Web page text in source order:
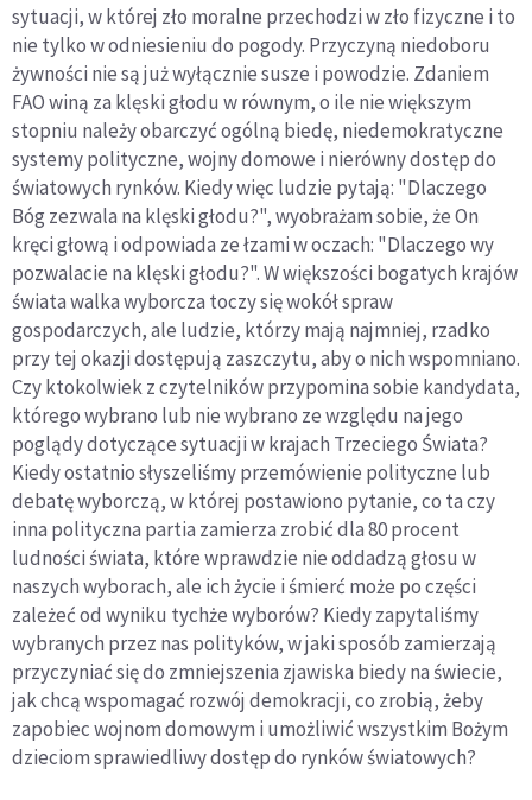
sytuacji, w której zło moralne przechodzi w zło fizyczne i to
nie tylko w odniesieniu do pogody. Przyczyną niedoboru
żywności nie są już wyłącznie susze i powodzie. Zdaniem
FAO winą za klęski głodu w równym, o ile nie większym
stopniu należy obarczyć ogólną biedę, niedemokratyczne
systemy polityczne, wojny domowe i nierówny dostęp do
światowych rynków. Kiedy więc ludzie pytają: "Dlaczego
Bóg zezwala na klęski głodu?", wyobrażam sobie, że On
kręci głową i odpowiada ze łzami w oczach: "Dlaczego wy
pozwalacie na klęski głodu?". W większości bogatych krajów
świata walka wyborcza toczy się wokół spraw
gospodarczych, ale ludzie, którzy mają najmniej, rzadko
przy tej okazji dostępują zaszczytu, aby o nich wspomniano.
Czy ktokolwiek z czytelników przypomina sobie kandydata,
którego wybrano lub nie wybrano ze względu na jego
poglądy dotyczące sytuacji w krajach Trzeciego Świata?
Kiedy ostatnio słyszeliśmy przemówienie polityczne lub
debatę wyborczą, w której postawiono pytanie, co ta czy
inna polityczna partia zamierza zrobić dla 80 procent
ludności świata, które wprawdzie nie oddadzą głosu w
naszych wyborach, ale ich życie i śmierć może po części
zależeć od wyniku tychże wyborów? Kiedy zapytaliśmy
wybranych przez nas polityków, w jaki sposób zamierzają
przyczyniać się do zmniejszenia zjawiska biedy na świecie,
jak chcą wspomagać rozwój demokracji, co zrobią, żeby
zapobiec wojnom domowym i umożliwić wszystkim Bożym
dzieciom sprawiedliwy dostęp do rynków światowych?